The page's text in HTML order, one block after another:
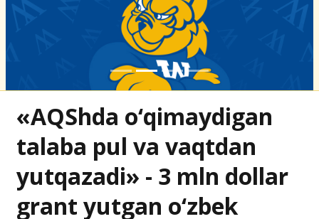
«AQShda o‘qimaydigan
talaba pul va vaqtdan
yutqazadi» - 3 mln dollar
grant yutgan o‘zbek